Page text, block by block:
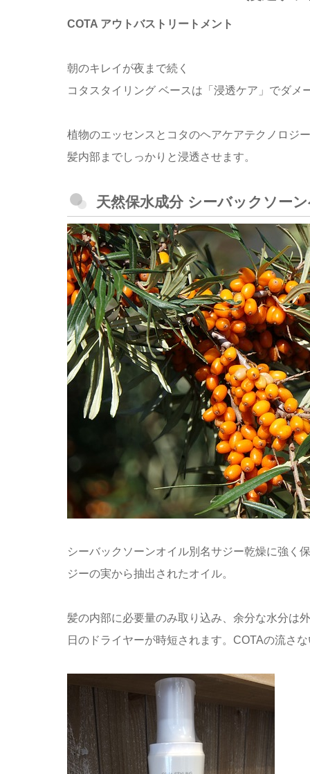
COTA アウトバストリートメント
朝のキレイが夜まで続く
コタスタイリング ベースは「浸透ケア」でダ
植物のエッセンスとコタのヘアケアテクノロジ
髪内部までしっかりと浸透させます。
天然保水成分 シーバックソー
シーバックソーンオイル別名サジー乾燥に強く
ジーの実から抽出されたオイル。
髪の内部に必要量のみ取り込み、余分な水分は
日のドライヤーが時短されます。COTAの流さ